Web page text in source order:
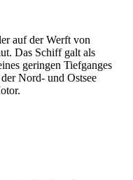
auf der Werft von
Das Schiff galt als
geringen Tiefganges
Nord- und Ostsee